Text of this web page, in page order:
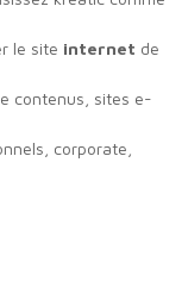
le site internet de
contenus, sites e-
corporate,